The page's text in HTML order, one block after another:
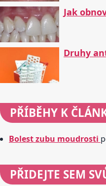
Jak
Druhy
PŘÍBĚHY K
Bolest zubu moudrosti
PŘIDEJTE SEM